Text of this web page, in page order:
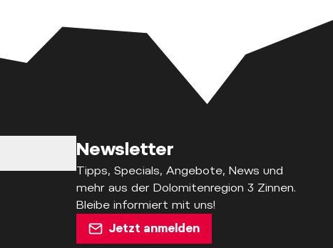
Newsletter
Tipps, Specials, Angebote, News und
mehr aus der Dolomitenregion 3 Zinnen.
Bleibe informiert mit uns!
Jetzt anmelden